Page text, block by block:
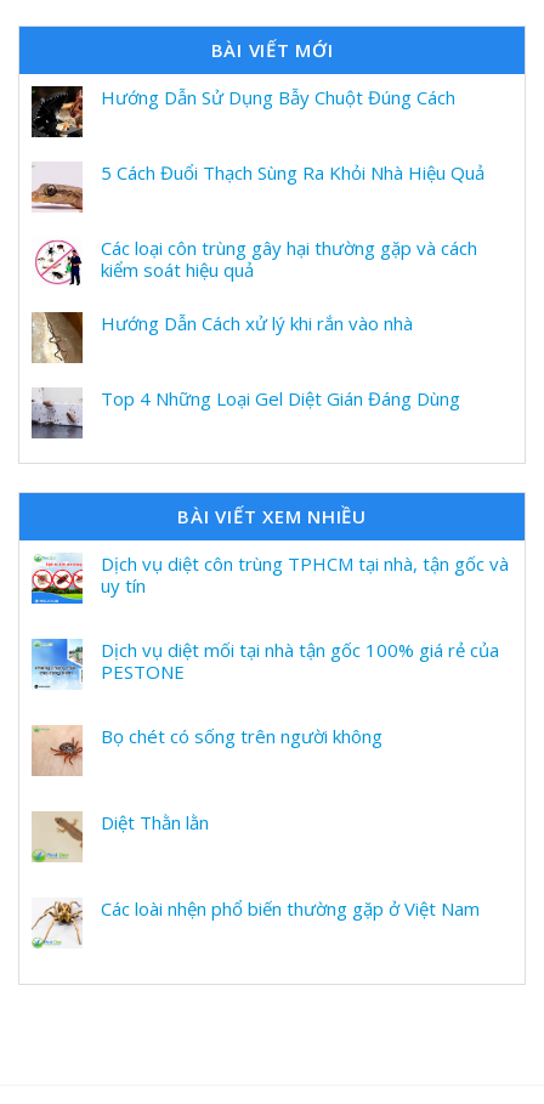
BÀI VIẾT MỚI
Hướng Dẫn Sử Dụng Bẫy Chuột Đúng Cách
5 Cách Đuổi Thạch Sùng Ra Khỏi Nhà Hiệu Quả
Các loại côn trùng gây hại thường gặp và cách
kiểm soát hiệu quả
Hướng Dẫn Cách xử lý khi rắn vào nhà
Top 4 Những Loại Gel Diệt Gián Đáng Dùng
BÀI VIẾT XEM NHIỀU
Dịch vụ diệt côn trùng TPHCM tại nhà, tận gốc và
uy tín
Dịch vụ diệt mối tại nhà tận gốc 100% giá rẻ của
PESTONE
Bọ chét có sống trên người không
Diệt Thằn lằn
Các loài nhện phổ biến thường gặp ở Việt Nam